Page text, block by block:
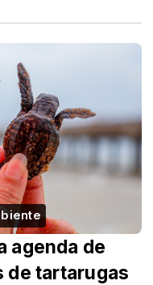
agenda de
de tartarugas